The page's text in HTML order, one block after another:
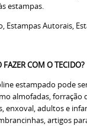
estampas.
Estampas Autorais,
FAZER COM O TECIDO?
estampado pode
almofadas, forração
enxoval, adultos e
artigos